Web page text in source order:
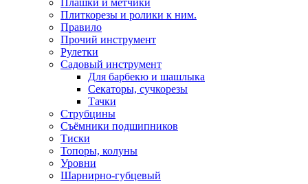
Плашки и метчики
Плиткорезы и ролики к ним.
Правило
Прочий инструмент
Рулетки
Садовый инструмент
Для барбекю и шашлыка
Секаторы, сучкорезы
Тачки
Струбцины
Съёмники подшипников
Тиски
Топоры, колуны
Уровни
Шарнирно-губцевый